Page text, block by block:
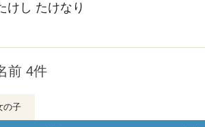
けし たけなり
前 4件
の子